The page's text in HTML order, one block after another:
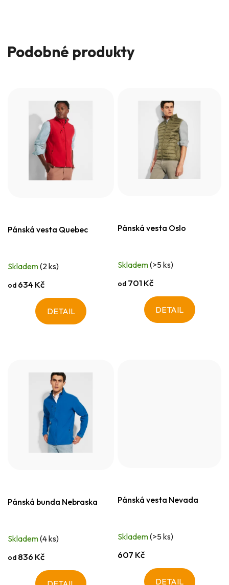
Podobné produkty
Pánská vesta Quebec
Skladem(2 ks)
od 634 Kč
DETAIL
Pánská vesta Oslo
Skladem(>5 ks)
od 701 Kč
DETAIL
Pánská bunda Nebraska
Skladem(4 ks)
od 836 Kč
Pánská vesta Nevada
Skladem(>5 ks)
607 Kč
DETAIL